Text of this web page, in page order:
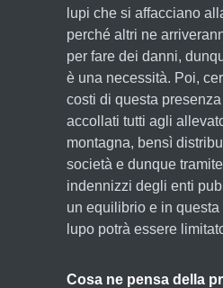
lupi che si affacciano
perché altri ne
per fare dei danni,
è una necessità. Poi,
costi di questa
accollati tutti agli
montagna, bensì
società e dunque
indennizzi degli enti
un equilibrio e in questa
lupo potrà essere
Cosa ne pensa della